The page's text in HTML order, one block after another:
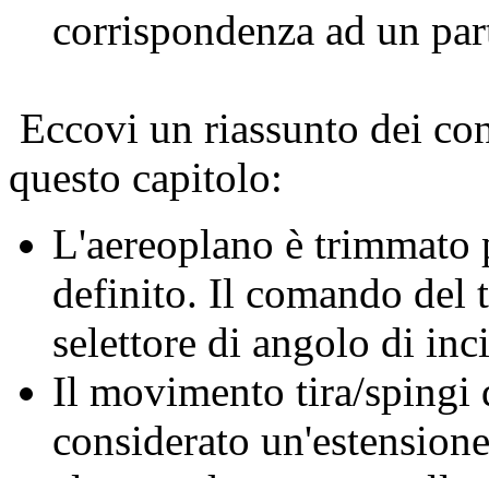
corrispondenza ad un
Eccovi un riassunto dei
questo capitolo:
L'aereoplano è
definito. Il comando del
selettore di angolo di
Il movimento tira/spingi
considerato